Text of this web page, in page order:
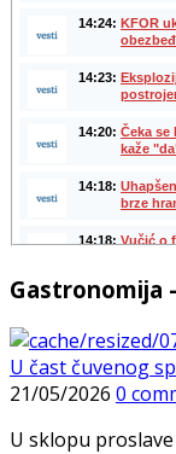
Gastronomija
U čast čuvenog
21/05/2026 0
U sklopu